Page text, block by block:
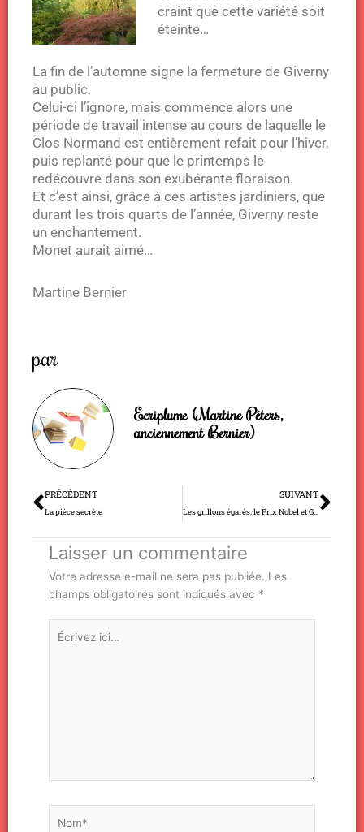
craint que cette variété soit
éteinte…
La fin de l’automne signe la fermeture de Giverny
au public.
Celui-ci l’ignore, mais commence alors une
période de travail intense au cours de laquelle le
Clos Normand est entièrement refait pour l’hiver,
puis replanté pour que le printemps le
redécouvre dans son exubérante floraison.
Et c’est ainsi, grâce à ces artistes jardiniers, que
durant les trois quarts de l’année, Giverny reste
un enchantement.
Monet aurait aimé…
Martine Bernier
par
Ecriplume (Martine Péters,
anciennement Bernier)
Précédent
PRÉCÉDENT
La pièce secrète
SUIVANT
Les grillons égarés, le Prix Nobel et Gao Zhisheng
Laisser un commentaire
Votre adresse e-mail ne sera pas publiée. Les
champs obligatoires sont indiqués avec *
Écrivez
ici…